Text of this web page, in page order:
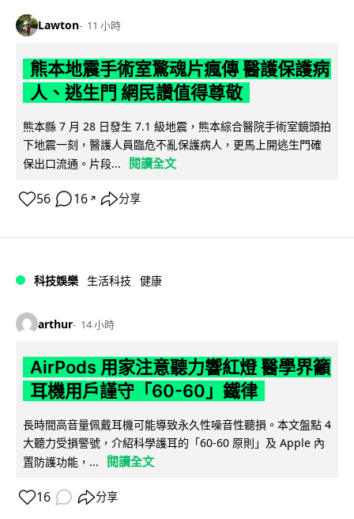
Lawton 11 小時
熊本地震手術室驚魂片瘋傳 醫護保護病
人、逃生門 網民讚值得尊敬
熊本縣 7 月 28 日發生 7.1 級地震，熊本綜合醫院手術室鏡頭拍
下地震一刻，醫護人員臨危不亂保護病人，更馬上開逃生門確
保出口流通。片段...
閱讀全文
56 16 ↗ 分享
科技娛樂 生活科技 健康
arthur 14 小時
AirPods 用家注意聽力響紅燈 醫學界籲
耳機用戶謹守「60-60」鐵律
長時間高音量佩戴耳機可能導致永久性噪音性聽損。本文盤點 4
大聽力受損警號，介紹科學護耳的「60-60 原則」及 Apple 內
置防護功能，...
閱讀全文
16 分享